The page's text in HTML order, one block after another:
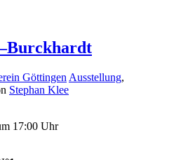
Göttingen Ausstellung,
Stephan Klee
17:00 Uhr